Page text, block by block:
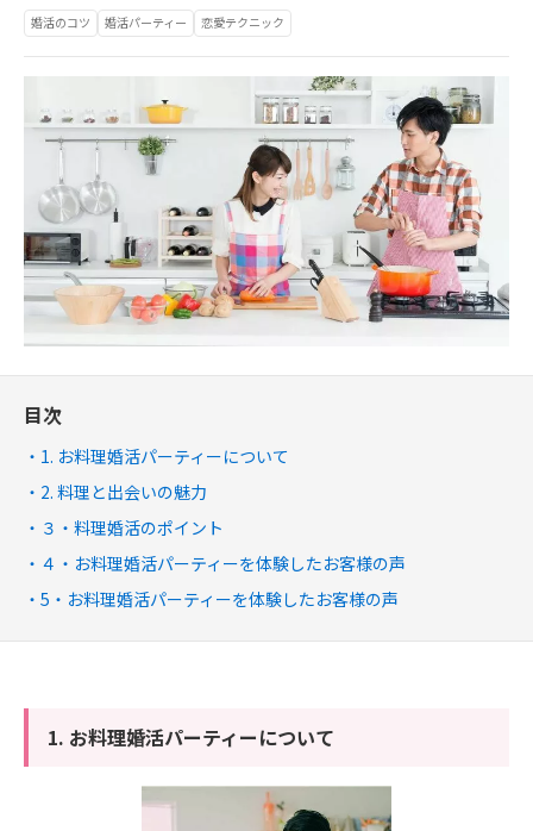
婚活のコツ 婚活パーティー 恋愛テクニック
目次
1. お料理婚活パーティーについて
2. 料理と出会いの魅力
３・料理婚活のポイント
４・お料理婚活パーティーを体験したお客様の声
5・お料理婚活パーティーを体験したお客様の声
1. お料理婚活パーティーについて